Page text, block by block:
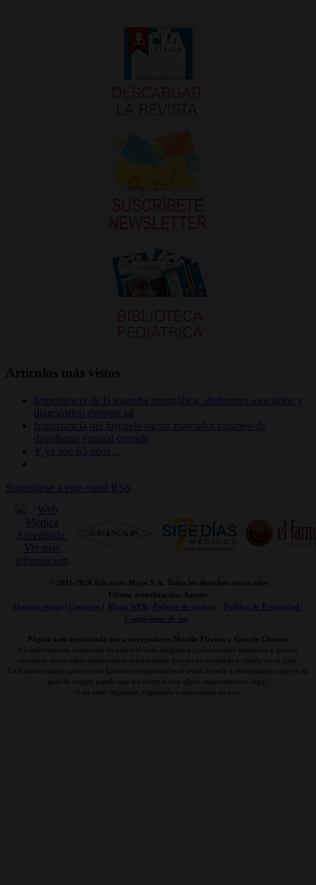
Artículos más vistos
Importancia de la mancha mongólica: síndromes asociados y
diagnóstico diferencial
Importancia del hoyuelo sacro: marcador cutáneo de
disrafismo espinal cerrado
Y ya son 63 años…
Suscribirse a este canal RSS
© 2011- 2026 Ediciones Mayo S.A. Todos los derechos reservados
Última actualización: Agosto
Quienes somos| Contacto Mapa WEB| Politica de cookies|
Politica de Privacidad /
Condiciones de uso
Página web optimizada para navegadores Mozilla Firefox y Google Chrome
La información contenida en esta web está dirigida a profesionales sanitarios y podría
contener datos sobre productos o información que no es accesible o válida en su país.
Le hacemos saber que no nos hacemos responsables si usted accede a información que en su
país de origen puede que no cumpla con algún requerimiento legal,
o no estar regulada, registrada o autorizado su uso.